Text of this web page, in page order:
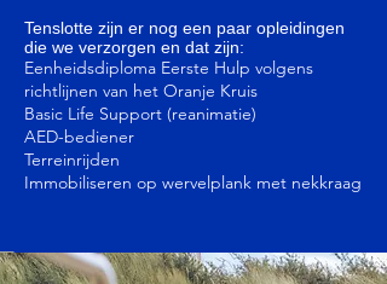
Tenslotte zijn er nog een paar opleidingen
die we verzorgen en dat zijn:
Eenheidsdiploma Eerste Hulp volgens
richtlijnen van het Oranje Kruis
Basic Life Support (reanimatie)
AED-bediener
Terreinrijden
Immobiliseren op wervelplank met nekkraag